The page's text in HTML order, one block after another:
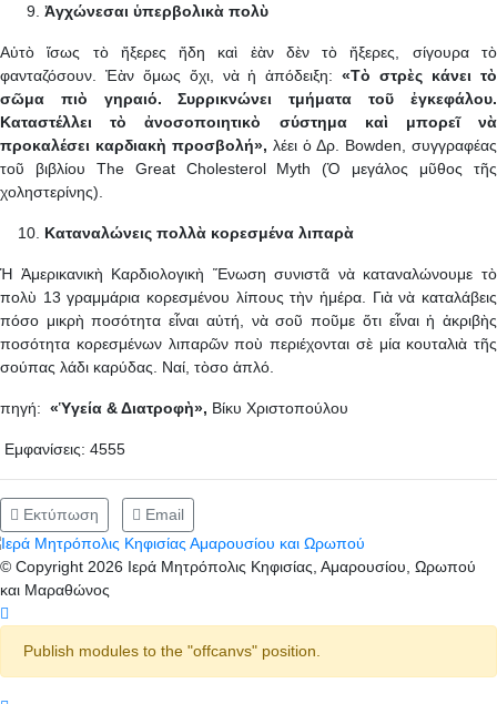
Ἀγχώνεσαι ὑπερβολικὰ πολὺ
Αὐτὸ ἴσως τὸ ἤξερες ἤδη καὶ ἐὰν δὲν τὸ ἤξερες, σίγουρα τὸ
φανταζόσουν. Ἐὰν ὅμως ὄχι, νὰ ἡ ἀπόδειξη:«Τὸ στρὲς κάνει τὸ
σῶμα πιὸ γηραιό. Συρρικνώνει τμήματα τοῦ ἐγκεφάλου.
Καταστέλλει τὸ ἀνοσοποιητικὸ σύστημα καὶ μπορεῖ νὰ
προκαλέσει καρδιακὴ προσβολή», λέει ὁ Δρ. Bowden, συγγραφέας
τοῦ βιβλίου The Great Cholesterol Myth (Ὁ μεγάλος μῦθος τῆς
χοληστερίνης).
Καταναλώνεις πολλὰ κορεσμένα λιπαρὰ
Ἡ Ἀμερικανικὴ Καρδιολογικὴ Ἕνωση συνιστᾶ νὰ καταναλώνουμε τὸ
πολὺ 13 γραμμάρια κορεσμένου λίπους τὴν ἡμέρα. Γιὰ νὰ καταλάβεις
πόσο μικρὴ ποσότητα εἶναι αὐτή, νὰ σοῦ ποῦμε ὅτι εἶναι ἡ ἀκριβὴς
ποσότητα κορεσμένων λιπαρῶν ποὺ περιέχονται σὲ μία κουταλιὰ τῆς
σούπας λάδι καρύδας. Ναί, τὸσο ἁπλό.
πηγή: «Ὑγεία & Διατροφὴ», Βίκυ Χριστοπούλου
Εμφανίσεις: 4555
Εκτύπωση Email
© Copyright 2026 Ιερά Μητρόπολις Κηφισίας, Αμαρουσίου, Ωρωπού
και Μαραθώνος
Publish modules to the "offcanvs" position.